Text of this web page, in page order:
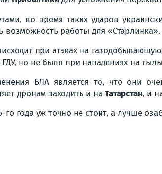
во время таких ударов
возможность работы для «Старлинка».
при атаках на
но не было при нападениях на
БЛА является то, что они
дронам заходить и на Татарстан, и
го года уж точно не стоит, а лучше